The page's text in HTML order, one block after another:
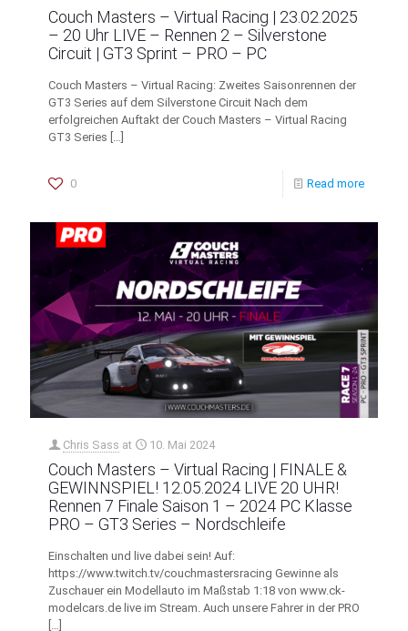
Couch Masters – Virtual Racing | 23.02.2025
– 20 Uhr LIVE – Rennen 2 – Silverstone
Circuit | GT3 Sprint – PRO – PC
Couch Masters – Virtual Racing: Zweites Saisonrennen der
GT3 Series auf dem Silverstone Circuit Nach dem
erfolgreichen Auftakt der Couch Masters – Virtual Racing
GT3 Series […]
0 Read more
Chris Sass at 10. Mai 2024
Couch Masters – Virtual Racing | FINALE &
GEWINNSPIEL! 12.05.2024 LIVE 20 UHR!
Rennen 7 Finale Saison 1 – 2024 PC Klasse
PRO – GT3 Series – Nordschleife
Einschalten und live dabei sein! Auf:
https://www.twitch.tv/couchmastersracing Gewinne als
Zuschauer ein Modellauto im Maßstab 1:18 von www.ck-
modelcars.de live im Stream. Auch unsere Fahrer in der PRO